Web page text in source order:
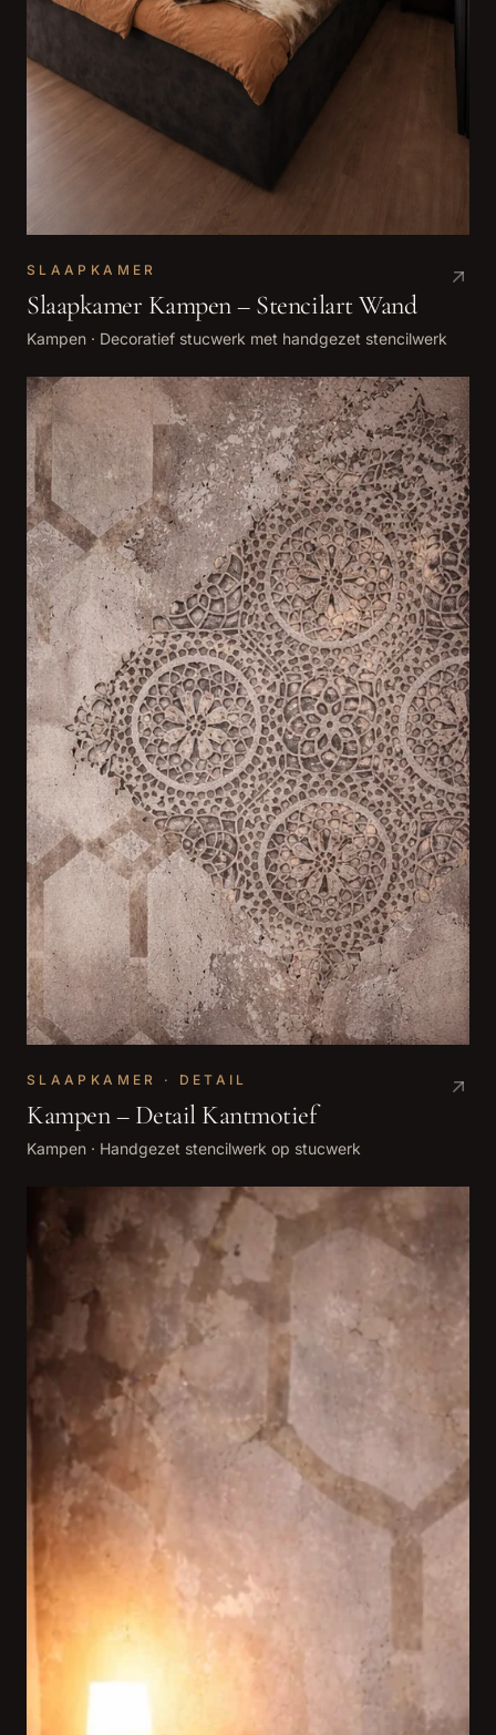
SLAAPKAMER
Slaapkamer Kampen – Stencilart Wand
Kampen · Decoratief stucwerk met handgezet stencilwerk
SLAAPKAMER · DETAIL
Kampen – Detail Kantmotief
Kampen · Handgezet stencilwerk op stucwerk